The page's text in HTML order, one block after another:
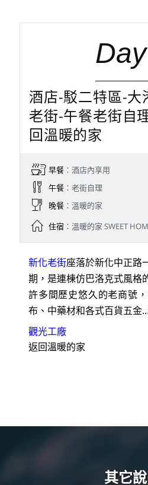
酒店-駁二特區-大
老街-午餐老街自
回溫暖的家
早餐：酒店內享用
午餐：老街自理
晚餐：溫暖的家
住宿：溫暖的家 SWEET
新化老街座落於新化中正路
期，是連棟仿巴洛克式風格
許多間歷史悠久的老商號
布、中藥材和各式百貨五金
觀光工廠
返回溫暖的家
其它